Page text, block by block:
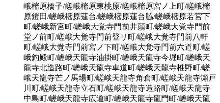
峨樒原橋子/嵯峨樒原東桃原/嵯峨樒原宮ノ上町/嵯峨樒
原鎧田/嵯峨樒原蓮台/嵯峨樒原蓮台脇/嵯峨樒原若宮下
町/嵯峨新宮町/嵯峨大覚寺門前井頭町/嵯峨大覚寺門前
堂ノ前町/嵯峨大覚寺門前登リ町/嵯峨大覚寺門前八軒
町/嵯峨大覚寺門前宮ノ下町/嵯峨大覚寺門前六道町/嵯
峨釣殿町/嵯峨天龍寺油掛町/嵯峨天龍寺今堀町/嵯峨天
龍寺北造路町/嵯峨天龍寺車道町/嵯峨天龍寺椎野町/嵯
峨天龍寺芒ノ馬場町/嵯峨天龍寺角倉町/嵯峨天龍寺瀬戸
川町/嵯峨天龍寺立石町/嵯峨天龍寺造路町/嵯峨天龍寺
中島町/嵯峨天龍寺広道町/嵯峨天龍寺龍門町/嵯峨天龍